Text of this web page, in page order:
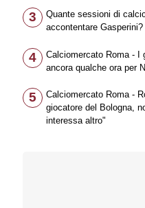
3
Quante sessioni di
accontentare Gasperini?
4
Calciomercato Roma - I
ancora qualche ora per
5
Calciomercato Roma -
giocatore del Bologna,
interessa altro"